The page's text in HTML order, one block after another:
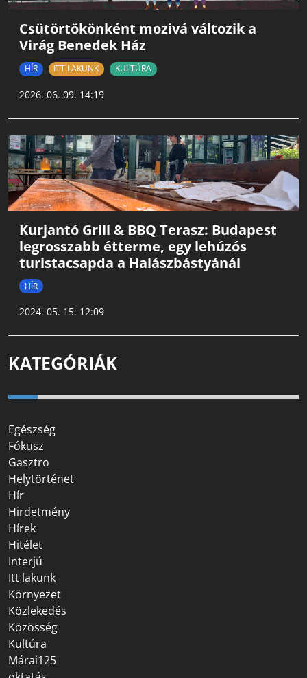
Csütörtökönként mozivá változik a
Virág Benedek Ház
HÍR ITT LAKUNK KULTÚRA
2026. 06. 09. 14:19
Kurjantó Grill & BBQ Terasz: Budapest
legrosszabb étterme, egy lehúzós
turistacsapda a Halászbástyánál
HÍR
2024. 05. 15. 12:09
KATEGÓRIÁK
Egészség
Fókusz
Gasztro
Helytörténet
Hír
Hirdetmény
Hírek
Hitélet
Interjú
Itt lakunk
Környezet
Közlekedés
Közösség
Kultúra
Márai125